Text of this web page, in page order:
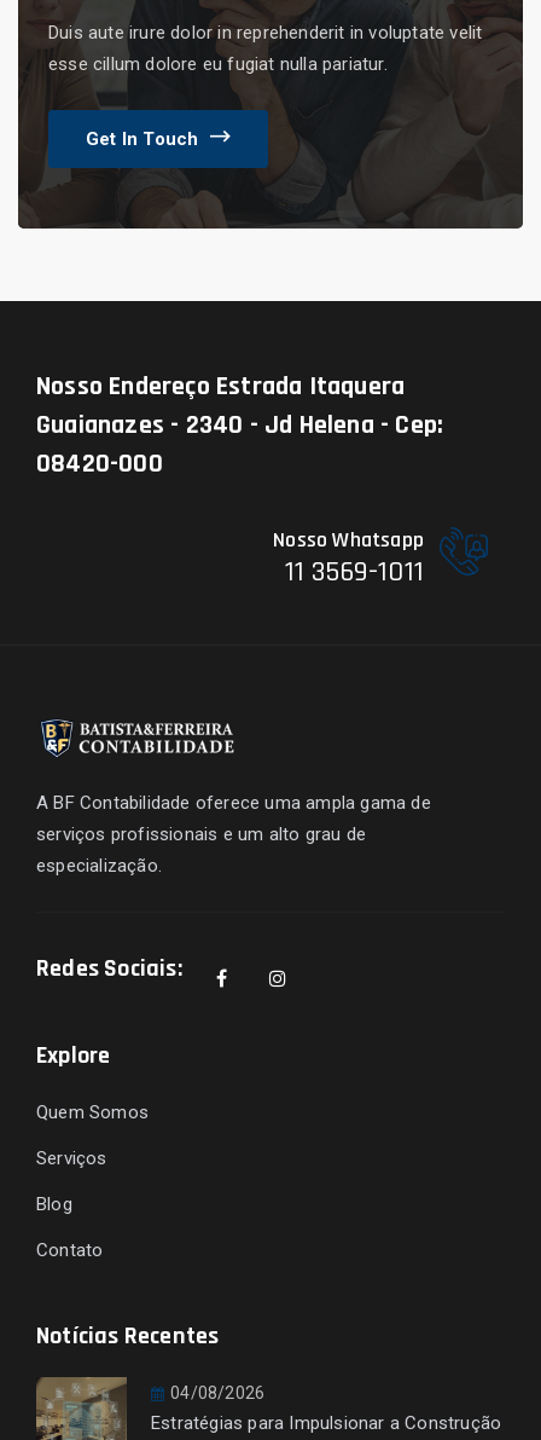
Duis aute irure dolor in reprehenderit in voluptate velit
esse cillum dolore eu fugiat nulla pariatur.
Get In Touch
Nosso Endereço Estrada Itaquera
Guaianazes - 2340 - Jd Helena - Cep:
08420-000
Nosso Whatsapp
11 3569-1011
A BF Contabilidade oferece uma ampla gama de
serviços profissionais e um alto grau de
especialização.
Redes Sociais:
Explore
Quem Somos
Serviços
Blog
Contato
Notícias Recentes
04/08/2026
Estratégias para Impulsionar a Construção